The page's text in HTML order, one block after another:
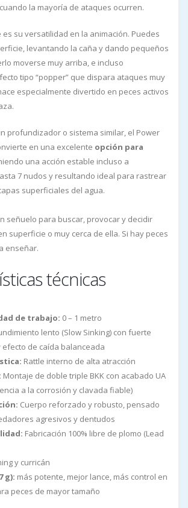
la mayoría de ataques ocurren.
su versatilidad en la animación. Puedes
levantando la caña y dando pequeños
moverse muy arriba, e incluso
tipo “popper” que dispara ataques muy
especialmente divertido en peces activos
profundizador o sistema similar, el Power
en una excelente opción para
una acción estable incluso a
7 nudos y resultando ideal para rastrear
superficiales del agua.
señuelo para buscar, provocar y decidir
superficie o muy cerca de ella. Si hay peces
enseñar.
técnicas
de trabajo: 0 – 1 metro
lento (Slow Sinking) con fuerte
efecto de caída balanceada
Rattle interno de alta atracción
Montaje de doble triple BKK con acabado UA
a la corrosión y clavada fiable)
Cuerpo reforzado y robusto, pensado
agresivos y dentudos
Fabricación 100% libre de plomo (Lead
y curricán
g): más potente, mejor lance, más control en
peces de mayor tamaño